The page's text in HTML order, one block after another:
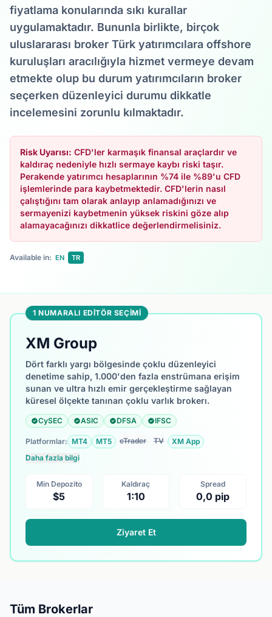
fiyatlama konularında sıkı kurallar
uygulamaktadır. Bununla birlikte, birçok
uluslararası broker Türk yatırımcılara offshore
kuruluşları aracılığıyla hizmet vermeye devam
etmekte olup bu durum yatırımcıların broker
seçerken düzenleyici durumu dikkatle
incelemesini zorunlu kılmaktadır.
Risk Uyarısı: CFD'ler karmaşık finansal araçlardır ve
kaldıraç nedeniyle hızlı sermaye kaybı riski taşır.
Perakende yatırımcı hesaplarının %74 ile %89'u CFD
işlemlerinde para kaybetmektedir. CFD'lerin nasıl
çalıştığını tam olarak anlayıp anlamadığınızı ve
sermayenizi kaybetmenin yüksek riskini göze alıp
alamayacağınızı dikkatlice değerlendirmelisiniz.
Available in: EN TR
1 NUMARALI EDITÖR SEÇIMI
XM Group
Dört farklı yargı bölgesinde çoklu düzenleyici
denetime sahip, 1.000'den fazla enstrümana erişim
sunan ve ultra hızlı emir gerçekleştirme sağlayan
küresel ölçekte tanınan çoklu varlık brokerı.
CySEC ASIC DFSA IFSC
Platformlar: MT4 MT5 cTrader TV
XM App
Daha fazla bilgi
Min Depozito
$5
Kaldıraç
1:10
Spread
0,0 pip
Ziyaret Et
Tüm Brokerlar